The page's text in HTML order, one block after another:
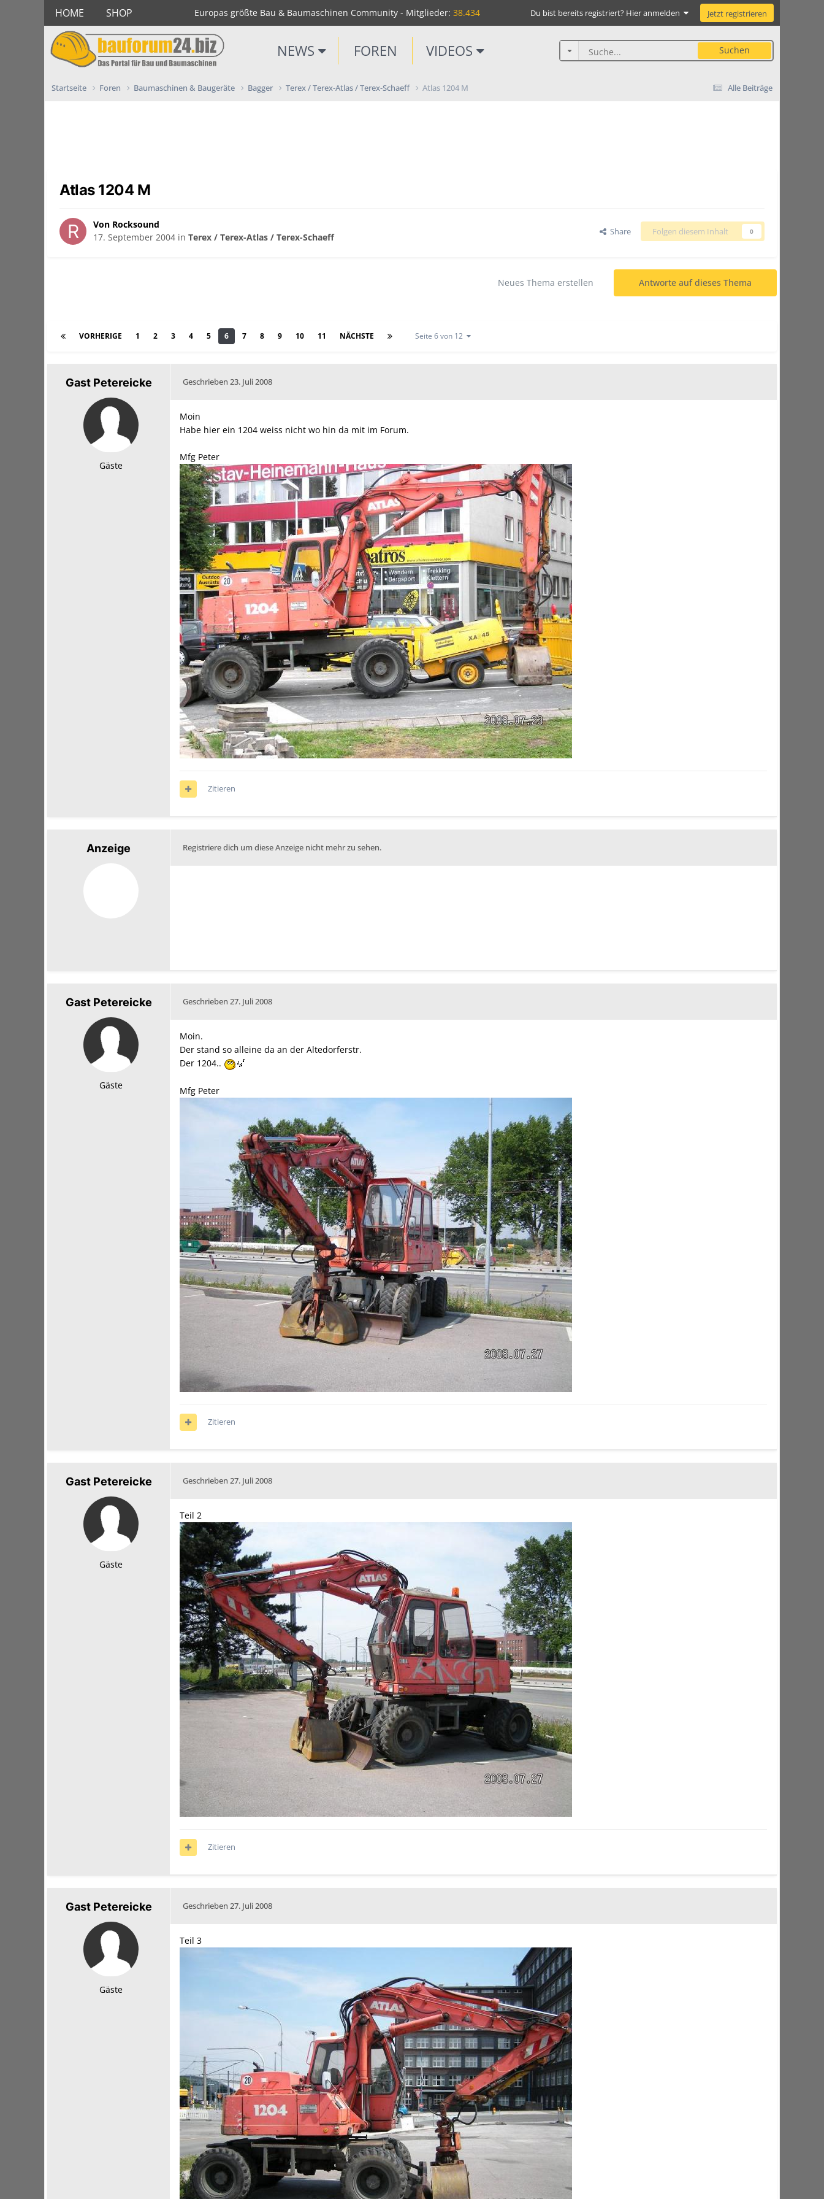
HOME SHOP Europas größte Bau & Baumaschinen Community - Mitglieder: 38.434 Du bist bereits registriert? Hier anmelden Jetzt registrieren
NEWS FOREN VIDEOS Suchen
Alle Beiträge
Startseite Foren Baumaschinen & Baugeräte Bagger Terex / Terex-Atlas / Terex-Schaeff Atlas 1204 M
Atlas 1204 M
Von Rocksound
17. September 2004 in Terex / Terex-Atlas / Terex-Schaeff Share Folgen diesem Inhalt 0
Antworte auf dieses Thema
Neues Thema erstellen
VORHERIGE 1 2 3 4 5 6 7 8 9 10 11 NÄCHSTE Seite 6 von 12
Gast Petereicke
Gäste
Geschrieben 23. Juli 2008
Moin
Habe hier ein 1204 weiss nicht wo hin da mit im Forum.
Mfg Peter
Zitieren
Anzeige Registriere dich um diese Anzeige nicht mehr zu sehen.
Gast Petereicke
Gäste
Geschrieben 27. Juli 2008
Moin.
Der stand so alleine da an der Altedorferstr.
Der 1204..
Mfg Peter
Zitieren
Gast Petereicke
Gäste
Geschrieben 27. Juli 2008
Teil 2
Zitieren
Gast Petereicke
Gäste
Geschrieben 27. Juli 2008
Teil 3